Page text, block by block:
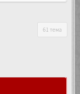
61 тема